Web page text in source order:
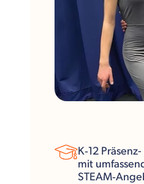
K‑12
mit